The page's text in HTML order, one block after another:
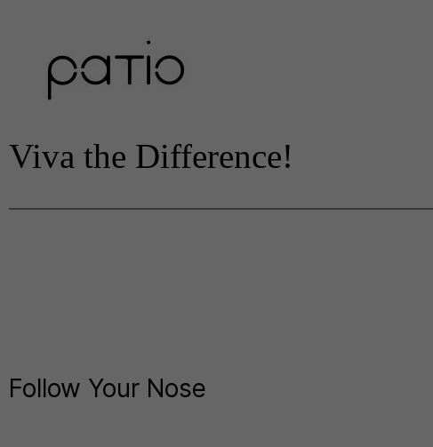
Viva the Difference!
Follow Your Nose